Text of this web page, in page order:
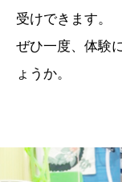
受けできます。
ぜひ一度、体験
ょうか。